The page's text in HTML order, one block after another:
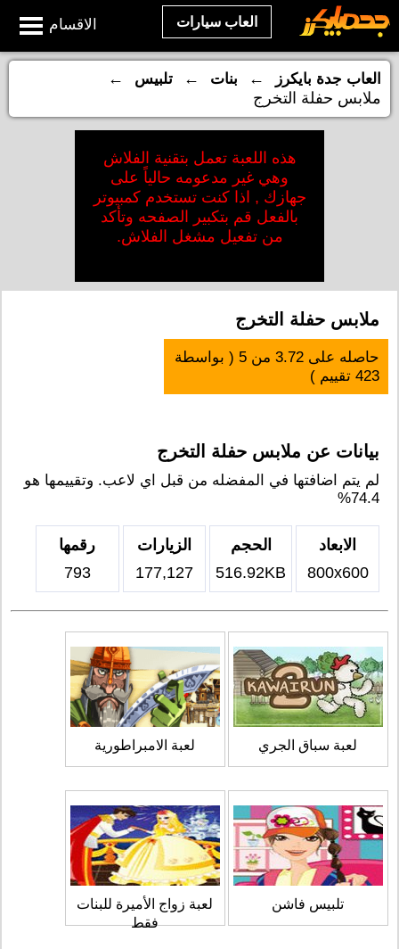
الاقسام العاب سيارات
العاب جدة بايكرز ← بنات ← تلبيس
←
ملابس حفلة التخرج
هذه اللعبة تعمل بتقنية الفلاش
وهي غير مدعومه حالياً على
جهازك , اذا كنت تستخدم كمبيوتر
بالفعل قم بتكبير الصفحه وتأكد
من تفعيل مشغل الفلاش.
ملابس حفلة التخرج
حاصله على3.72 من5 ( بواسطة
423 تقييم )
بيانات عن ملابس حفلة التخرج
لم يتم اضافتها في المفضله من قبل اي لاعب. وتقييمها هو
74.4%
الابعاد
800x600
الحجم
516.92KB
الزيارات
177,127
رقمها
793
لعبة سباق الجري لعبة الامبراطورية
تلبيس فاشن
لعبة زواج الأميرة للبنات
فقط